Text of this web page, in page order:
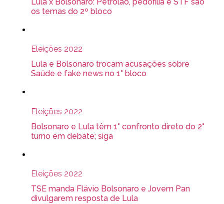
os temas do 2º bloco
Eleições 2022
Lula e Bolsonaro trocam acusações sobre
Saúde e fake news no 1° bloco
Eleições 2022
Bolsonaro e Lula têm 1° confronto direto do 2°
turno em debate; siga
Eleições 2022
TSE manda Flávio Bolsonaro e Jovem Pan
divulgarem resposta de Lula